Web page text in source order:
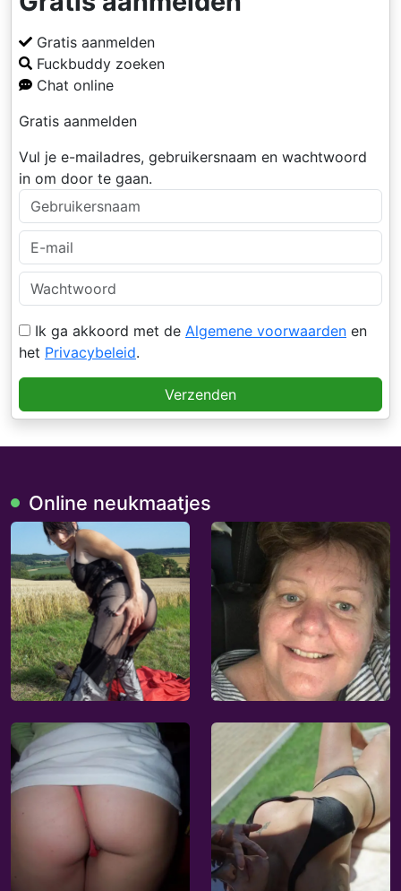
Gratis aanmelden
Fuckbuddy zoeken
Chat online
Gratis aanmelden
Vul je e-mailadres, gebruikersnaam en wachtwoord
in om door te gaan.
Ik ga akkoord met de Algemene voorwaarden en
het Privacybeleid.
Verzenden
Online neukmaatjes